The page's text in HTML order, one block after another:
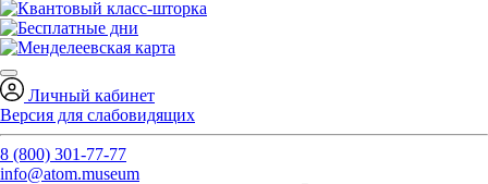
Личный кабинет
Версия для слабовидящих
8 (800) 301-77-77
info@atom.museum